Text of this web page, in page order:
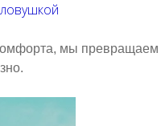
мы превращаем